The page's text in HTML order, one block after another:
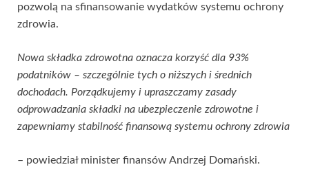
pozwolą na sfinansowanie wydatków systemu ochrony
zdrowia.
Nowa składka zdrowotna oznacza korzyść dla 93%
podatników – szczególnie tych o niższych i średnich
dochodach. Porządkujemy i upraszczamy zasady
odprowadzania składki na ubezpieczenie zdrowotne i
zapewniamy stabilność finansową systemu ochrony zdrowia
– powiedział minister finansów Andrzej Domański.